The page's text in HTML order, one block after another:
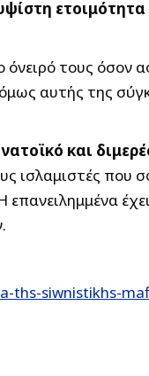
ετοιμότητα
τους όσον
αυτής της
και
ισλαμιστές που
siwnistikhs-